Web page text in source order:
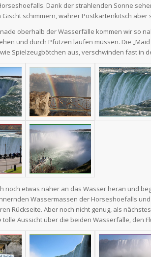
Dank der strahlenden Sonne
schimmern, wahrer Postkartenkitsch aber
oberhalb der Wasserfälle kommen wir so
und durch Pfützen laufen müssen. Die
Spielzeugbötchen aus, verschwinden fast in
noch etwas näher an das Wasser heran und
Wassermassen der Horseshoefalls
Rückseite. Aber noch nicht genug, als
tolle Aussicht über die beiden Wasserfälle, den